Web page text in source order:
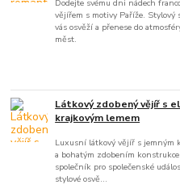
Dodejte svému dni nádech
vějířem s motivy Paříže. Stylový
vás osvěží a přenese do
měst.
Látkový zdobený vějíř s
krajkovým lemem
Luxusní látkový vějíř s jemným
a bohatým zdobením
společník pro společenské
stylové osvě...